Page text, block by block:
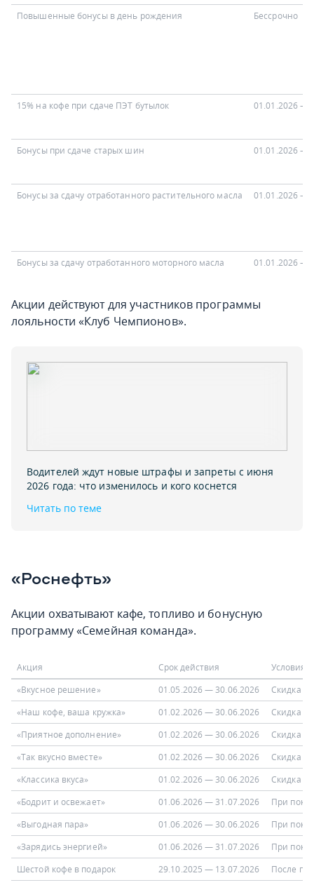
Повышенные бонусы в день рождения Бессрочно
15% на кофе при сдаче ПЭТ бутылок 01.01.2026 —
Бонусы при сдаче старых шин 01.01.2026 —
Бонусы за сдачу отработанного растительного масла 01.01.2026 —
Бонусы за сдачу отработанного моторного масла 01.01.2026 —
Акции действуют для участников программы
лояльности «Клуб Чемпионов».
Водителей ждут новые штрафы и запреты с июня
2026 года: что изменилось и кого коснется
Читать по теме
«Роснефть»
Акции охватывают кафе, топливо и бонусную
программу «Семейная команда».
Акция Срок действия
Условия
«Вкусное решение»
01.05.2026 — 30.06.2026
Скидка
«Наш кофе, ваша кружка»
01.02.2026 — 30.06.2026
Скидка
«Приятное дополнение»
01.02.2026 — 30.06.2026
Скидка
«Так вкусно вместе»
01.02.2026 — 30.06.2026
Скидка
«Классика вкуса»
01.02.2026 — 30.06.2026
Скидка
«Бодрит и освежает»
01.06.2026 — 31.07.2026
При
«Выгодная пара»
01.06.2026 — 30.06.2026
При
«Зарядись энергией»
01.06.2026 — 31.07.2026
При
Шестой кофе в подарок
29.10.2025 — 13.07.2026
После